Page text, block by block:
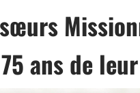
ans de